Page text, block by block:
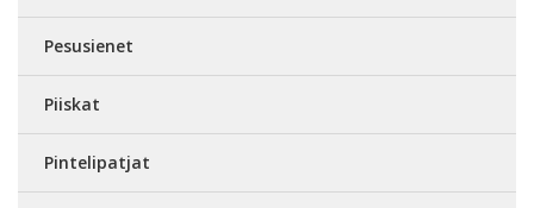
Pesusienet
Piiskat
Pintelipatjat